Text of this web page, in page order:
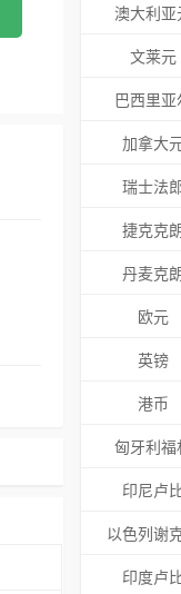
澳大利亚
文莱元
巴西里亚
加拿大
瑞士法
捷克克
丹麦克
欧元
英镑
港币
匈牙利福
印尼卢
以色列谢
印度卢